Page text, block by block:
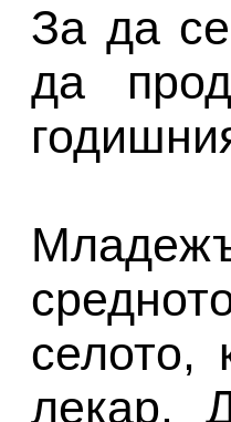
За да
да
селото,
лекар.